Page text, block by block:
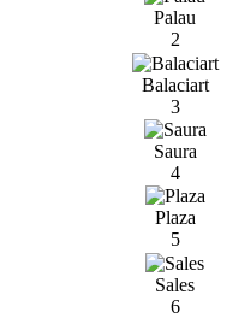
Palau
2
Balaciart
3
Saura
4
Plaza
5
Sales
6